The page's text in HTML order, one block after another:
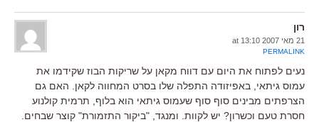
רון
21 מאי 2007 at 13:10
PERMALINK
נעים לפתוח את היום עם דווח מקאן על שריקות הבוז שקידמו את
עמוס גיתאי, באפיזודה התפלה שלו בסרט המחווה לקאן. האם גם
הצרפתים מבינים סוף סוף שעמוס גיתאי הוא בלוף, תרמית קולנוע
חסרת טעם וכשרון? יש לקוות. ומנגד, "ביקור התזמורת" קוצר שבחים.